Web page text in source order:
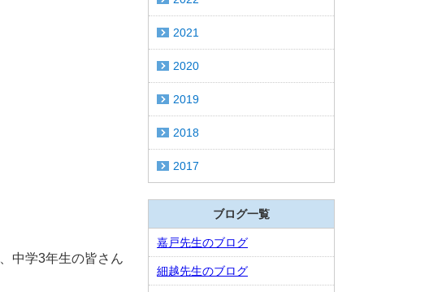
、中学3年生の皆さん
2021
2020
2019
2018
2017
ブログ一覧
嘉戸先生のブログ
細越先生のブログ